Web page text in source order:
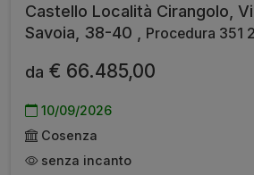
Castello Località Cirangolo,
Savoia, 38-40 ,
Procedura 351
da € 66.485,00
10/09/2026
Cosenza
senza incanto